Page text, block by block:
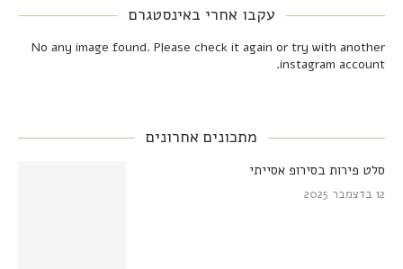
עקבו אחרי באינסטגרם
No any image found. Please check it again or try with another
instagram account.
מתכונים אחרונים
סלט פירות בסירופ אסייתי
12 בדצמבר 2025